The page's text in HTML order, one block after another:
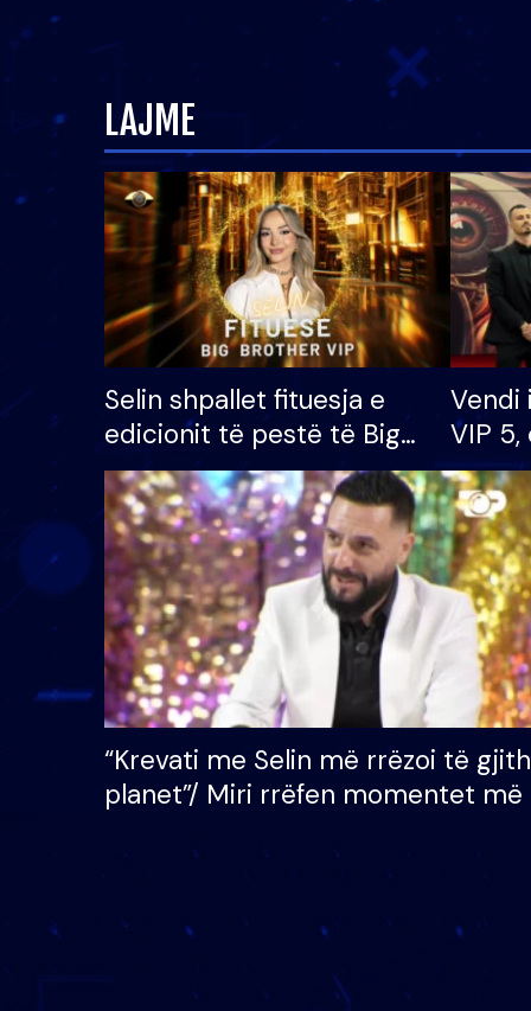
LAJME
Selin shpallet fituesja e
edicionit të pestë të Big
Brother VIP, rrëmben
çmimin e madh prej 100
mijë eurosh
Vendi
VIP
“Krevati me Selin më rrëzoi të
planet”/ Miri rrëfen momentet më
mungojë zilja e mëngjesit kur…